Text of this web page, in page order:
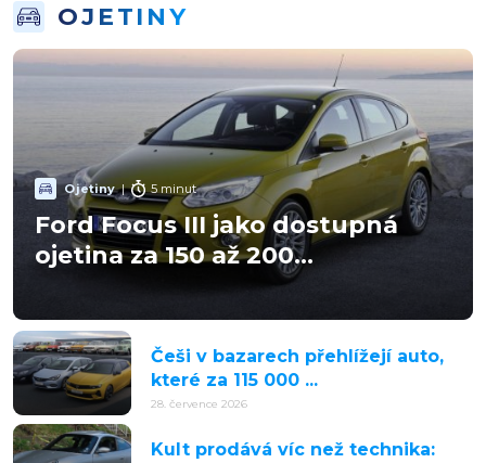
OJETINY
Ojetiny | 5 minut
Ford Focus III jako dostupná
ojetina za 150 až 200...
Češi v bazarech přehlížejí auto,
které za 115 000 ...
28. července 2026
Kult prodává víc než technika: